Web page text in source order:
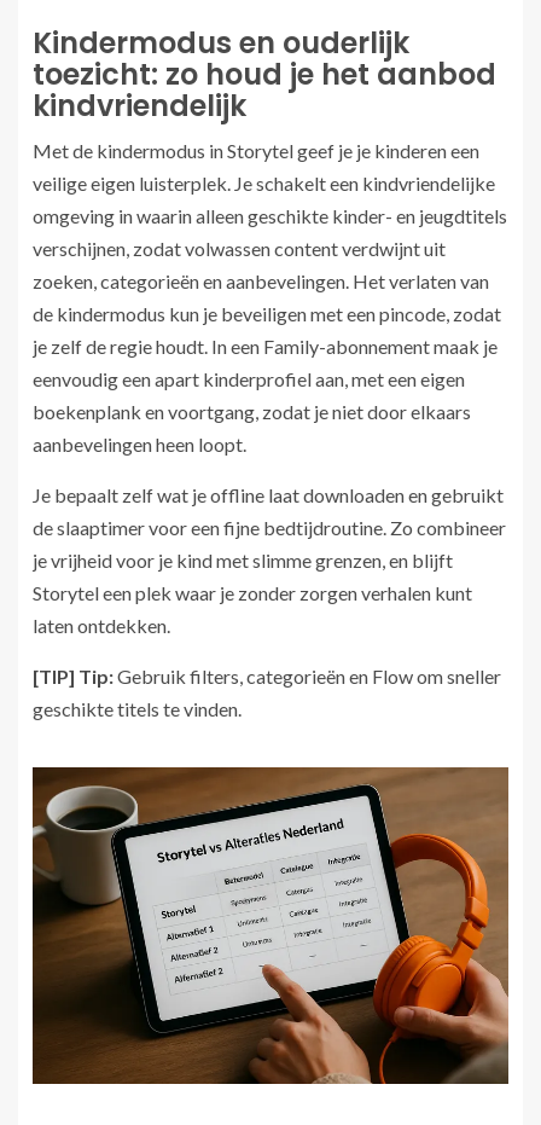
Kindermodus en ouderlijk
toezicht: zo houd je het aanbod
kindvriendelijk
Met de kindermodus in Storytel geef je je kinderen een
veilige eigen luisterplek. Je schakelt een kindvriendelijke
omgeving in waarin alleen geschikte kinder- en jeugd­titels
verschijnen, zodat volwassen content verdwijnt uit
zoeken, categorieën en aanbevelingen. Het verlaten van
de kindermodus kun je beveiligen met een pincode, zodat
je zelf de regie houdt. In een Family-abonnement maak je
eenvoudig een apart kinderprofiel aan, met een eigen
boekenplank en voortgang, zodat je niet door elkaars
aanbevelingen heen loopt.
Je bepaalt zelf wat je offline laat downloaden en gebruikt
de slaaptimer voor een fijne bedtijdroutine. Zo combineer
je vrijheid voor je kind met slimme grenzen, en blijft
Storytel een plek waar je zonder zorgen verhalen kunt
laten ontdekken.
[TIP] Tip:Gebruik filters, categorieën en Flow om sneller
geschikte titels te vinden.